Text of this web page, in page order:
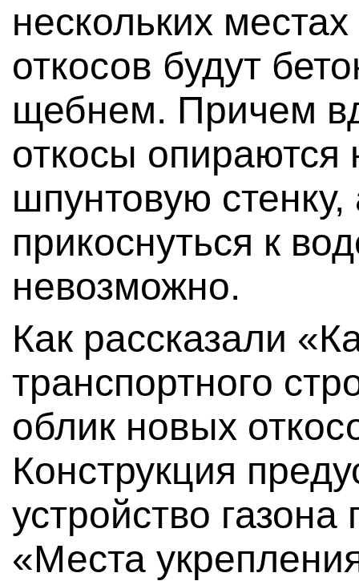
нескольких
откосов будут
щебнем. Причем
откосы опираются
шпунтовую
прикоснуться к
невозможно.
Как рассказали
транспортного
облик новых
Конструкция
устройство
«Места